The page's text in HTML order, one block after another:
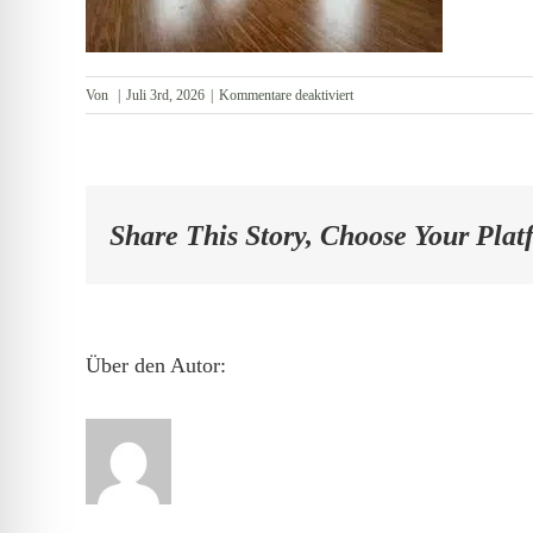
Von | Juli 3rd, 2026 | Kommentare deaktiviertfür
Wohnzimmer
Share This Story, Choose Your
Über den Autor: